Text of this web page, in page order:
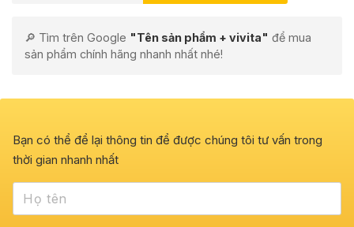
🔎 Tìm trên Google "Tên sản phẩm + vivita" để mua
sản phẩm chính hãng nhanh nhất nhé!
Bạn có thể để lại thông tin để được chúng tôi tư vấn trong
thời gian nhanh nhất